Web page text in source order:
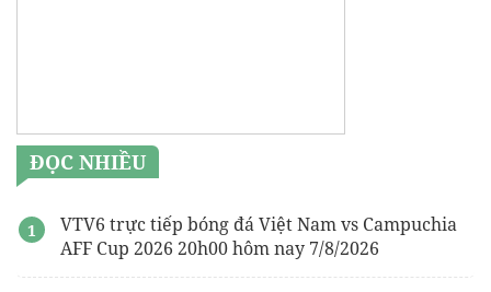
ĐỌC NHIỀU
VTV6 trực tiếp bóng đá Việt Nam vs Campuchia
AFF Cup 2026 20h00 hôm nay 7/8/2026